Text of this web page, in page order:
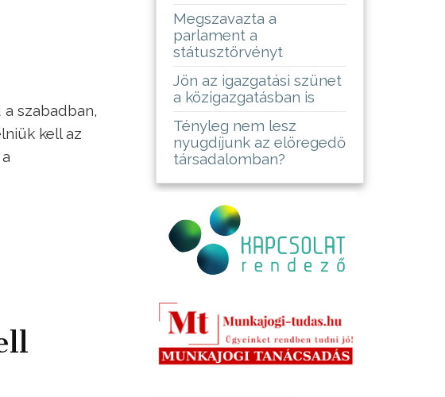
szabadban,
kell az
Megszavazta a
parlament a
státusztörvényt
Jön az igazgatási szünet
a közigazgatásban is
Tényleg nem lesz
nyugdíjunk az elöregedő
társadalomban?